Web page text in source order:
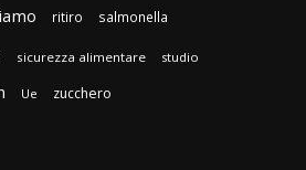
ritiro salmonella
sicurezza alimentare studio
Ue zucchero